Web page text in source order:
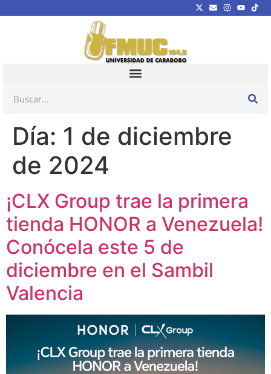
Día: 1 de diciembre
de 2024
¡CLX Group trae la primera
tienda HONOR a Venezuela!
Conócela este 5 de
diciembre en el Sambil
Valencia